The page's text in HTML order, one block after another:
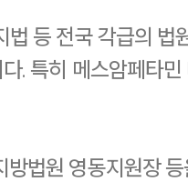
등 전국 각급의
. 특히 메스암페타
법원 영동지원장